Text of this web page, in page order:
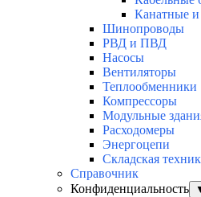
Канатные и
Шинопроводы
РВД и ПВД
Насосы
Вентиляторы
Теплообменники
Компрессоры
Модульные
Расходомеры
Энергоцепи
Складская
Справочник
Конфиденциальность